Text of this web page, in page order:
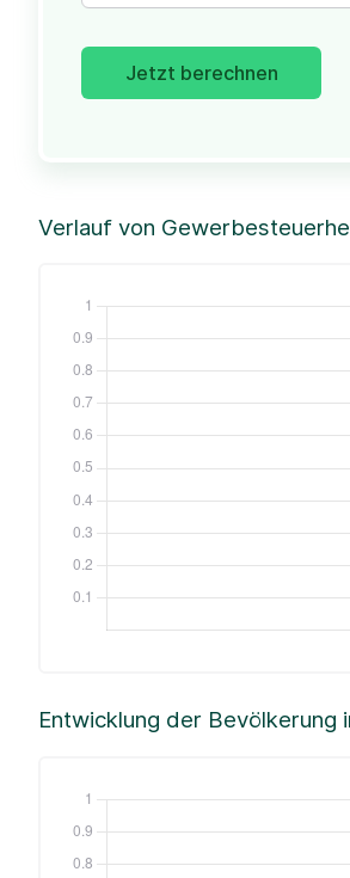
Jetzt berechnen
Verlauf von
Entwicklung der Bevölkerung